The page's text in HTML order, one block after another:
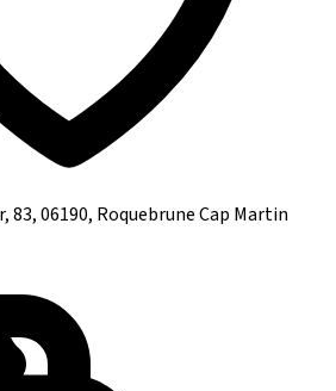
83, 06190, Roquebrune Cap Martin